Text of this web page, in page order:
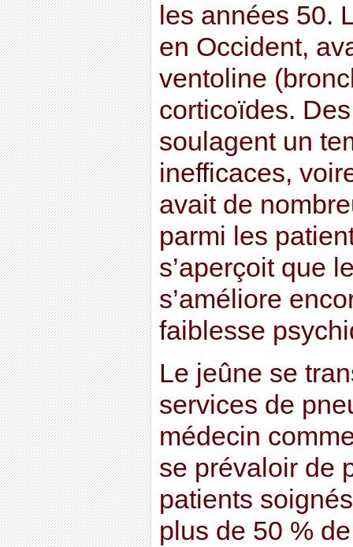
les années 50.
en Occident,
ventoline
corticoïdes.
soulagent un
inefficaces,
avait de
parmi les
s’aperçoit que
s’améliore
faiblesse
Le jeûne se
services de
médecin
se prévaloir de
patients
plus de 50 %